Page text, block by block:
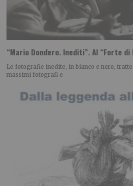
“Mario Dondero. Inediti”. Al “Forte di
Le fotografie inedite, in bianco e nero,
massimi fotografi e